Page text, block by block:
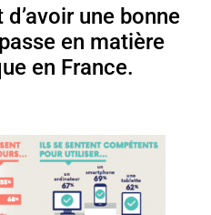
d’avoir une bonne
en matière
en France.